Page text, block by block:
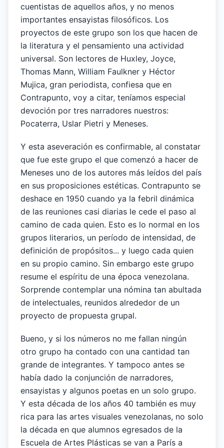
cuentistas de aquellos años, y no menos
importantes ensayistas filosóficos. Los
proyectos de este grupo son los que hacen de
la literatura y el pensamiento una actividad
universal. Son lectores de Huxley, Joyce,
Thomas Mann, William Faulkner y Héctor
Mujica, gran periodista, confiesa que en
Contrapunto, voy a citar, teníamos especial
devoción por tres narradores nuestros:
Pocaterra, Uslar Pietri y Meneses.
Y esta aseveración es confirmable, al constatar
que fue este grupo el que comenzó a hacer de
Meneses uno de los autores más leídos del país
en sus proposiciones estéticas. Contrapunto se
deshace en 1950 cuando ya la febril dinámica
de las reuniones casi diarias le cede el paso al
camino de cada quien. Esto es lo normal en los
grupos literarios, un período de intensidad, de
definición de propósitos... y luego cada quien
en su propio camino. Sin embargo este grupo
resume el espíritu de una época venezolana.
Sorprende contemplar una nómina tan abultada
de intelectuales, reunidos alrededor de un
proyecto de propuesta grupal.
Bueno, y si los números no me fallan ningún
otro grupo ha contado con una cantidad tan
grande de integrantes. Y tampoco antes se
había dado la conjunción de narradores,
ensayistas y algunos poetas en un solo grupo.
Y esta década de los años 40 también es muy
rica para las artes visuales venezolanas, no solo
la década en que alumnos egresados de la
Escuela de Artes Plásticas se van a París a